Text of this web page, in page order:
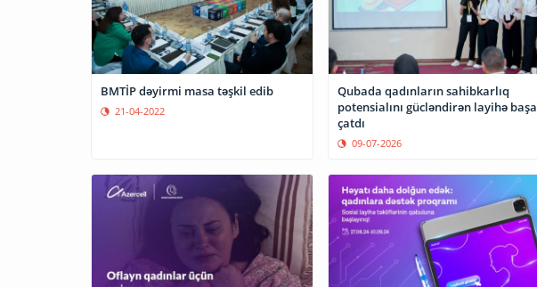
BMTİP dəyirmi masa təşkil edib
21-04-2022
Qubada qadınların sahibkarlıq
potensialını gücləndirən layihə başa
çatdı
09-07-2026